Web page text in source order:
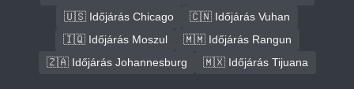
🇺🇸 Időjárás Chicago
🇨🇳 Időjárás Vuhan
🇮🇶 Időjárás Moszul
🇲🇲 Időjárás Rangun
🇿🇦 Időjárás Johannesburg
🇲🇽 Időjárás Tijuana